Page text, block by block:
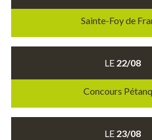
Sainte-Foy de
LE 22/08
Concours
LE 23/08